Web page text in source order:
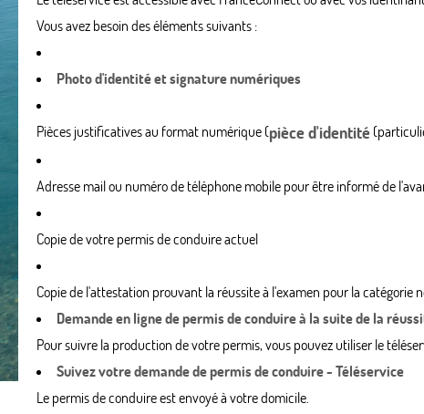
Vous avez besoin des éléments suivants :
Photo d'identité et signature numériques
Pièces justificatives au format numérique (pièce d'identité
Adresse mail ou numéro de téléphone mobile pour être informé de
Copie de votre permis de conduire actuel
Copie de l'attestation prouvant la réussite à l'examen pour la catégorie
Demande en ligne de permis de conduire à la suite de la
Pour suivre la production de votre permis, vous pouvez utiliser le
Suivez votre demande de permis de conduire - Téléservice
Le permis de conduire est envoyé à votre domicile.